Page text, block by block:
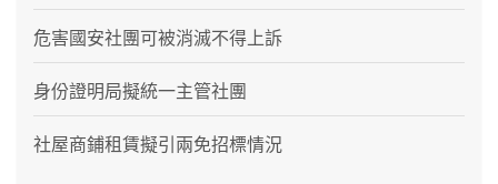
危害國安社團可被消滅不得上訴
身份證明局擬統一主管社團
社屋商鋪租賃擬引兩免招標情況